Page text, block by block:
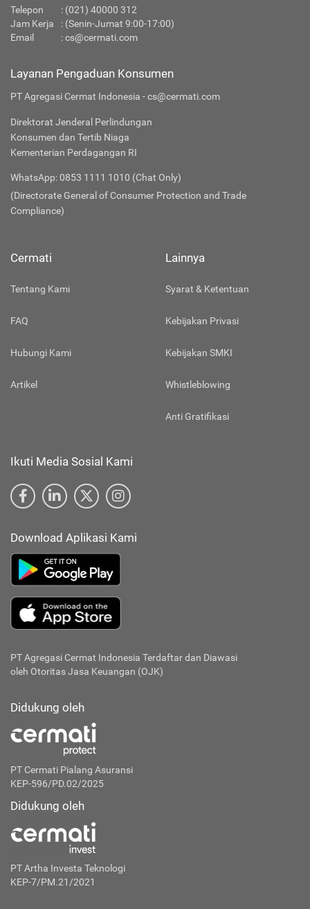
Telepon : (021) 40000 312
Jam Kerja
: (Senin-Jumat 9:00-17:00)
Email
:cs@cermati.com
Layanan Pengaduan Konsumen
PT Agregasi Cermat Indonesia - cs@cermati.com
Direktorat Jenderal Perlindungan
Konsumen dan Tertib Niaga
Kementerian Perdagangan RI
WhatsApp: 0853 1111 1010 (Chat Only)
(Directorate General of Consumer Protection and Trade
Compliance)
Cermati
Tentang Kami
FAQ
Hubungi Kami
Artikel
Lainnya
Syarat & Ketentuan
Kebijakan Privasi
Kebijakan SMKI
Whistleblowing
Anti Gratifikasi
Ikuti Media Sosial Kami
Download Aplikasi Kami
PT Agregasi Cermat Indonesia Terdaftar dan Diawasi
oleh Otoritas Jasa Keuangan (OJK)
Didukung oleh
PT Cermati Pialang Asuransi
KEP-596/PD.02/2025
Didukung oleh
PT Artha Investa Teknologi
KEP-7/PM.21/2021